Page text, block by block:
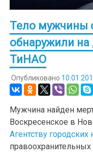
Тело мужчины
обнаружили на
ТиНАО
Опубликовано
Мужчина найден
Воскресенское в
Агентству
правоохранительных